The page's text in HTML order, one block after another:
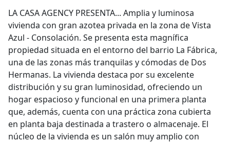
LA CASA AGENCY PRESENTA... Amplia y luminosa
vivienda con gran azotea privada en la zona de Vista
Azul - Consolación. Se presenta esta magnífica
propiedad situada en el entorno del barrio La Fábrica,
una de las zonas más tranquilas y cómodas de Dos
Hermanas. La vivienda destaca por su excelente
distribución y su gran luminosidad, ofreciendo un
hogar espacioso y funcional en una primera planta
que, además, cuenta con una práctica zona cubierta
en planta baja destinada a trastero o almacenaje. El
núcleo de la vivienda es un salón muy amplio con